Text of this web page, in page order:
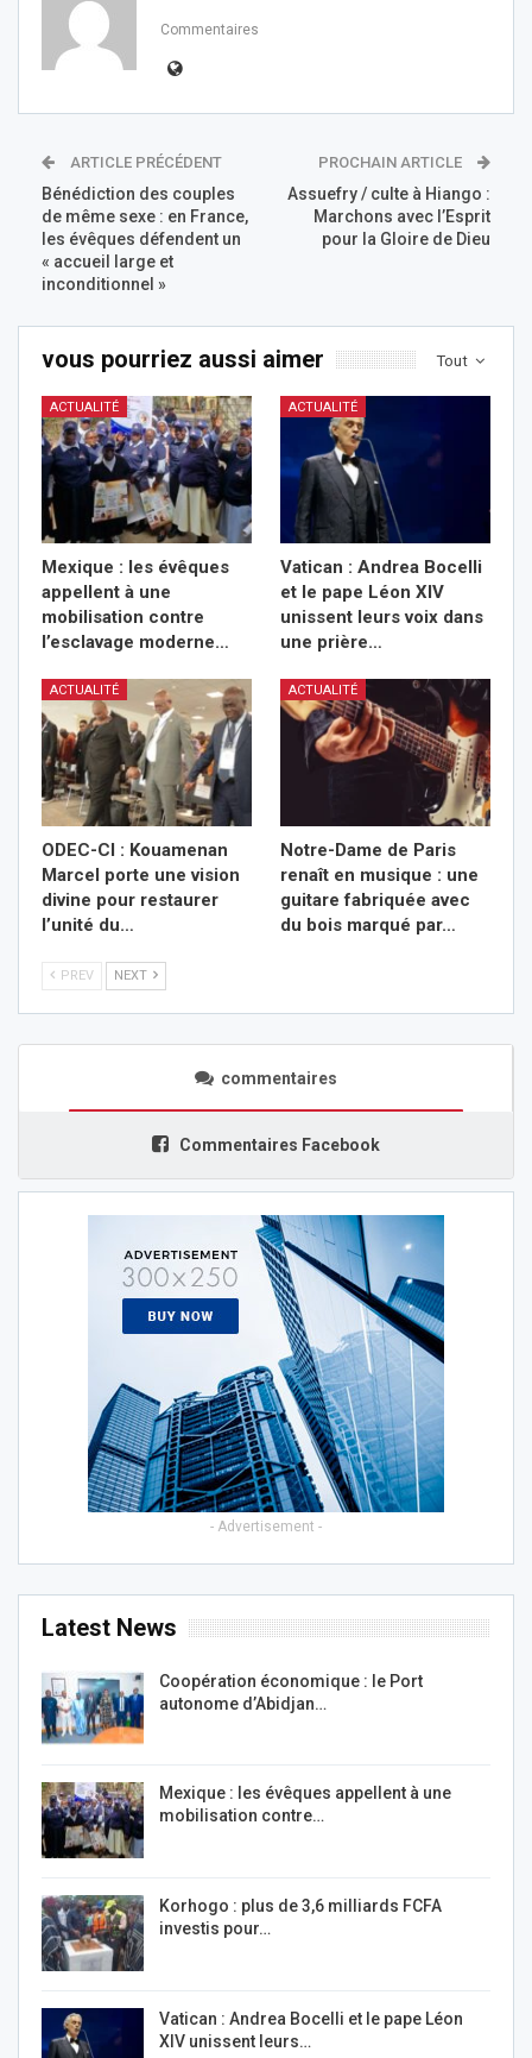
Commentaires
ARTICLE PRÉCÉDENT
Bénédiction des couples
de même sexe : en France,
les évêques défendent un
« accueil large et
inconditionnel »
PROCHAIN ARTICLE
Assuefry / culte à Hiango :
Marchons avec l’Esprit
pour la Gloire de Dieu
Tout
vous pourriez aussi aimer
ACTUALITÉ
Mexique : les évêques
appellent à une
mobilisation contre
l’esclavage moderne…
ACTUALITÉ
Vatican : Andrea Bocelli
et le pape Léon XIV
unissent leurs voix dans
une prière…
ACTUALITÉ
ODEC-CI : Kouamenan
Marcel porte une vision
divine pour restaurer
l’unité du…
ACTUALITÉ
Notre-Dame de Paris
renaît en musique : une
guitare fabriquée avec
du bois marqué par…
PREV NEXT
commentaires
Commentaires Facebook
- Advertisement -
Latest News
Coopération économique : le Port
autonome d’Abidjan…
Mexique : les évêques appellent à une
mobilisation contre…
Korhogo : plus de 3,6 milliards FCFA
investis pour…
Vatican : Andrea Bocelli et le pape Léon
XIV unissent leurs…